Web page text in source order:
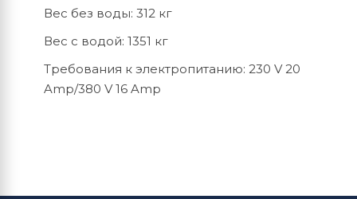
Вес без воды: 312 кг
Вес с водой: 1351 кг
Требования к электропитанию: 230 V 20
Amp/380 V 16 Amp